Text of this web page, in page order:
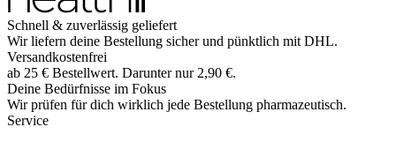
Schnell & zuverlässig geliefert
Wir liefern deine Bestellung sicher und pünktlich mit DHL.
Versandkostenfrei
ab 25 € Bestellwert. Darunter nur 2,90 €.
Deine Bedürfnisse im Fokus
Wir prüfen für dich wirklich jede Bestellung pharmazeutisch.
Service